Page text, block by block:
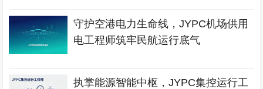
守护空港电力生命线，JYPC机场供用
电工程师筑牢民航运行底气
执掌能源智能中枢，JYPC集控运行工